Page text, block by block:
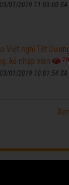
03/01/2019 11:03:00 SA
Việt nghỉ Tết
kẻ nhập viện
03/01/2019 10:01:54 SA